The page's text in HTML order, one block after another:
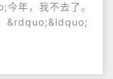
年，我不去了。
&rdquo;&ldquo;